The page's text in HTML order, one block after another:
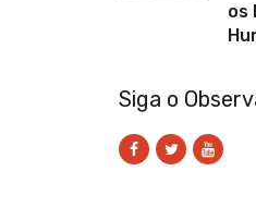
os
Siga o